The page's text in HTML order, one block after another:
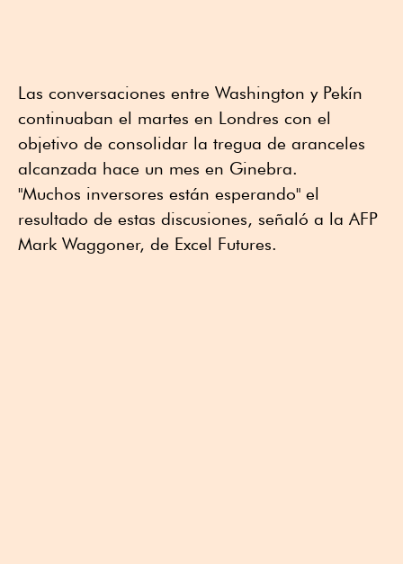
Las conversaciones entre Washington y Pekín
continuaban el martes en Londres con el
objetivo de consolidar la tregua de aranceles
alcanzada hace un mes en Ginebra.
"Muchos inversores están esperando" el
resultado de estas discusiones, señaló a la AFP
Mark Waggoner, de Excel Futures.